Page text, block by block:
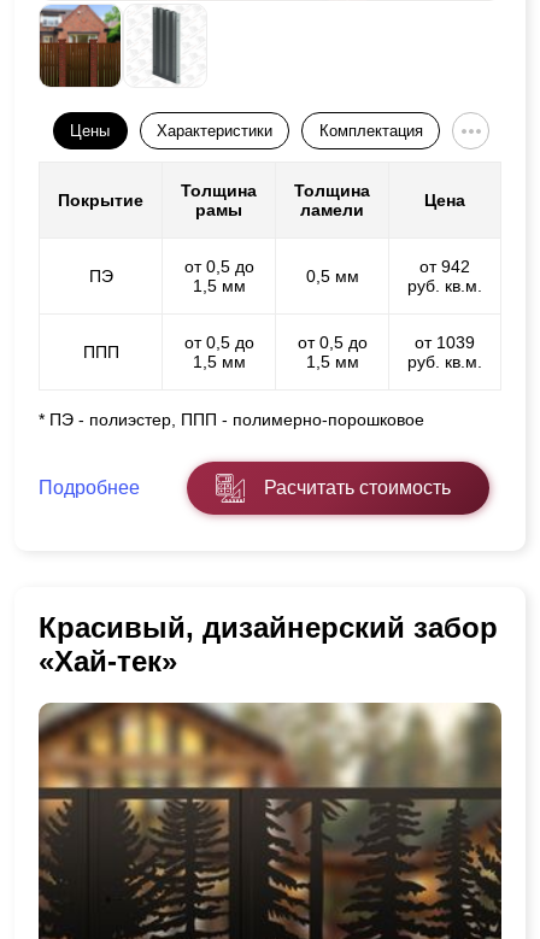
Цены Характеристики Комплектация
Покрытие
Толщина
рамы
Толщина
ламели
Цена
ПЭ
от 0,5 до
1,5 мм
0,5 мм
от 942
руб. кв.м.
ППП
от 0,5 до
1,5 мм
от 0,5 до
1,5 мм
от 1039
руб. кв.м.
* ПЭ - полиэстер, ППП - полимерно-порошковое
Подробнее Расчитать стоимость
Красивый, дизайнерский забор
«Хай-тек»